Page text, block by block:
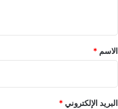
*
الاسم *
البريد الإلكتروني*